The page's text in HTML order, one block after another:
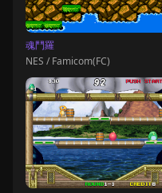
魂鬥羅
NES / Famicom(FC)